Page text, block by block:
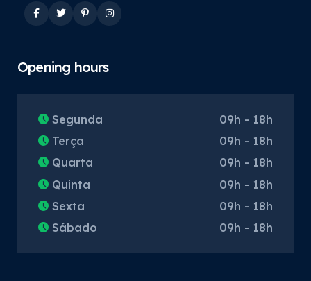
Opening hours
Segunda
09h - 18h
Terça
09h - 18h
Quarta
09h - 18h
Quinta
09h - 18h
Sexta
09h - 18h
Sábado
09h - 18h